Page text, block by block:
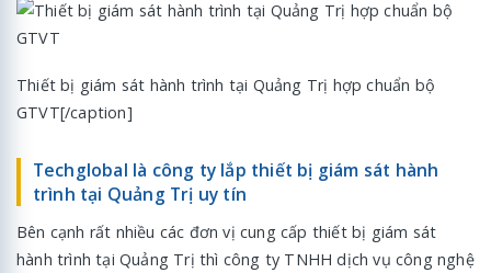
Thiết bị giám sát hành trình tại Quảng Trị hợp chuẩn bộ
GTVT[/caption]
Techglobal là công ty lắp thiết bị giám sát hành
trình tại Quảng Trị uy tín
Bên cạnh rất nhiều các đơn vị cung cấp thiết bị giám sát
hành trình tại Quảng Trị thì công ty TNHH dịch vụ công nghệ